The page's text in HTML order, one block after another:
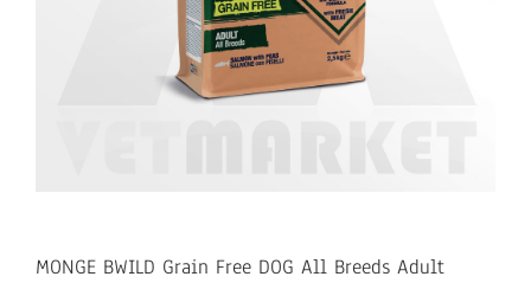
MONGE BWILD Grain Free DOG All Breeds Adult